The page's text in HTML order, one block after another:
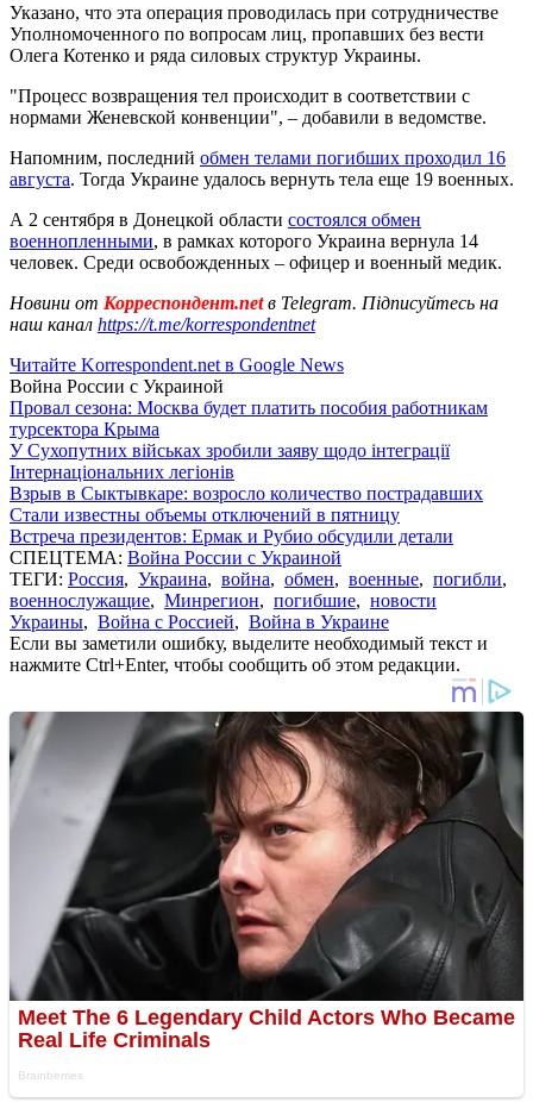
Указано, что эта операция проводилась при сотрудничестве
Уполномоченного по вопросам лиц, пропавших без вести
Олега Котенко и ряда силовых структур Украины.
"Процесс возвращения тел происходит в соответствии с
нормами Женевской конвенции", – добавили в ведомстве.
Напомним, последний обмен телами погибших проходил 16
августа. Тогда Украине удалось вернуть тела еще 19 военных.
А 2 сентября в Донецкой области состоялся обмен
военнопленными, в рамках которого Украина вернула 14
человек. Среди освобожденных – офицер и военный медик.
Новини от Корреспондент.netв Telegram. Підписуйтесь на
наш канал https://t.me/korrespondentnet
Читайте Korrespondent.net в Google News
Война России с Украиной
Провал сезона: Москва будет платить пособия работникам
турсектора Крыма
У Сухопутних військах зробили заяву щодо інтеграції
Інтернаціональних легіонів
Взрыв в Сыктывкаре: возросло количество пострадавших
Стали известны объемы отключений в пятницу
Встреча президентов: Ермак и Рубио обсудили детали
СПЕЦТЕМА: Война России с Украиной
ТЕГИ: Россия, Украина, война, обмен, военные, погибли,
военнослужащие, Минрегион, погибшие, новости
Украины, Война с Россией, Война в Украине
Если вы заметили ошибку, выделите необходимый текст и
нажмите Ctrl+Enter, чтобы сообщить об этом редакции.